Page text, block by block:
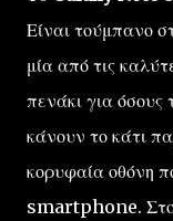
Είναι τούμπανο
μία από τις
πενάκι για όσους
κάνουν το κάτι
κορυφαία οθόνη
smartphone. Στο